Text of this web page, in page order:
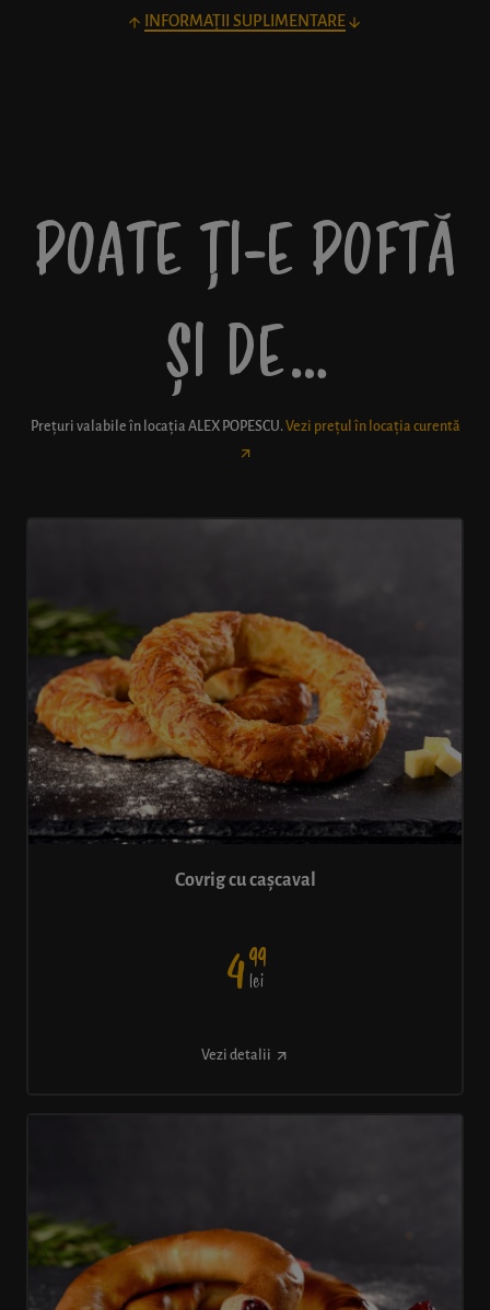
INFORMAȚII SUPLIMENTARE
POATE ȚI-E POFTĂ
ȘI DE…
Prețuri valabile în locația ALEX POPESCU. Vezi prețul în locația curentă
Covrig cu cașcaval
499
lei
Vezi detalii